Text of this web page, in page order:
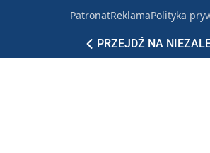
PRZEJDŹ NA
PatronatReklamaPolityka